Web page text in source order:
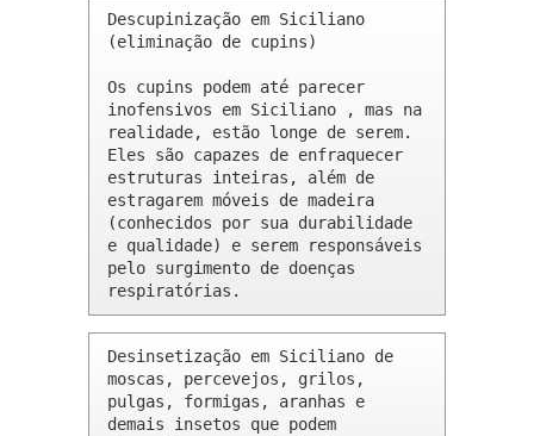
Descupinização em Siciliano
(eliminação de cupins)
Os cupins podem até parecer
inofensivos em Siciliano , mas na
realidade, estão longe de serem.
Eles são capazes de enfraquecer
estruturas inteiras, além de
estragarem móveis de madeira
(conhecidos por sua durabilidade
e qualidade) e serem responsáveis
pelo surgimento de doenças
respiratórias.
Desinsetização em Siciliano de
moscas, percevejos, grilos,
pulgas, formigas, aranhas e
demais insetos que podem